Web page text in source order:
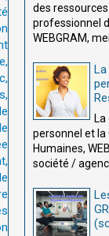
des
professionnel
WEBGRAM,
La
personnel et la
Humaines,
société /